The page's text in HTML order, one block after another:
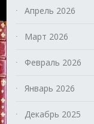
Апрель 2026
Март 2026
Февраль 2026
Январь 2026
Декабрь 2025